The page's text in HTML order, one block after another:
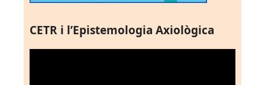
CETR i l’Epistemologia Axiològica